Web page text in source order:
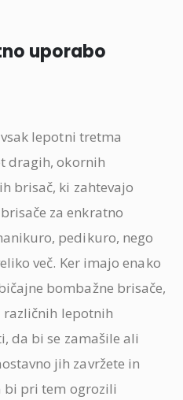
uporabo
lepotni tretma
dragih, okornih
brisač, ki zahtevajo
za enkratno
pedikuro, nego
več. Ker imajo enako
bombažne brisače,
lepotnih
da bi se zamašile ali
jih zavržete in
bi pri tem ogrozili